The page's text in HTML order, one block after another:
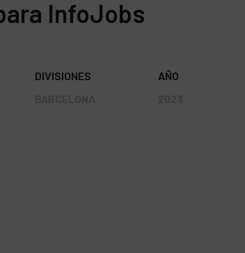
InfoJobs
DIVISIONES
AÑO